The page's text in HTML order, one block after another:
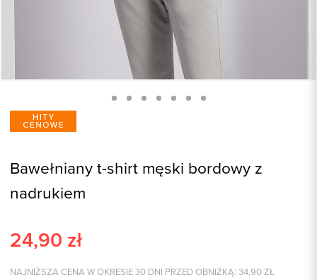
Bawełniany t-shirt męski bordowy z
nadrukiem
24,90 zł
NAJNIŻSZA CENA W OKRESIE 30 DNI PRZED OBNIŻKĄ: 34,90 ZŁ